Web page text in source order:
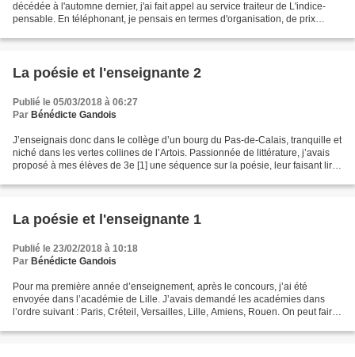
décédée à l'automne dernier, j'ai fait appel au service traiteur de L'indice-
pensable. En téléphonant, je pensais en termes d'organisation, de prix
La poésie et l'enseignante 2
Publié le 05/03/2018 à 06:27
Par Bénédicte Gandois
J’enseignais donc dans le collège d’un bourg du Pas-de-Calais, tranquille et
niché dans les vertes collines de l’Artois. Passionnée de littérature, j’avais
proposé à mes élèves de 3e [1] une séquence sur la poésie, leur faisant lire
La poésie et l'enseignante 1
Publié le 23/02/2018 à 10:18
Par Bénédicte Gandois
Pour ma première année d’enseignement, après le concours, j’ai été
envoyée dans l’académie de Lille. J’avais demandé les académies dans
l’ordre suivant : Paris, Créteil, Versailles, Lille, Amiens, Rouen. On peut faire